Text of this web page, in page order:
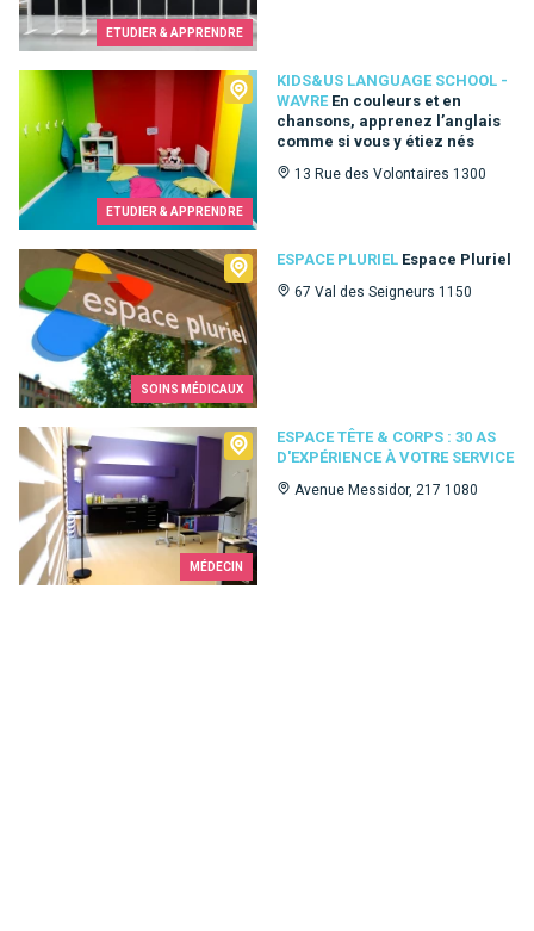
ETUDIER & APPRENDRE
ETUDIER & APPRENDRE
KIDS&US LANGUAGE SCHOOL -
WAVRE En couleurs et en
chansons, apprenez l’anglais
comme si vous y étiez nés
13 Rue des Volontaires 1300
Kids&Us language school - Wavre
SOINS MÉDICAUX
ESPACE PLURIEL Espace Pluriel
67 Val des Seigneurs 1150
Espace Pluriel
MÉDECIN
ESPACE TÊTE & CORPS : 30 AS
D'EXPÉRIENCE À VOTRE SERVICE
Avenue Messidor, 217 1080
Espace Tête & Corps : 30 as d'expérience à votre service